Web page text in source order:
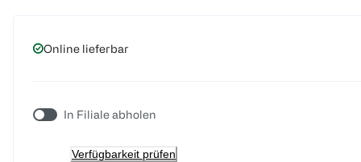
Online lieferbar
In Filiale abholen
Verfügbarkeit prüfen